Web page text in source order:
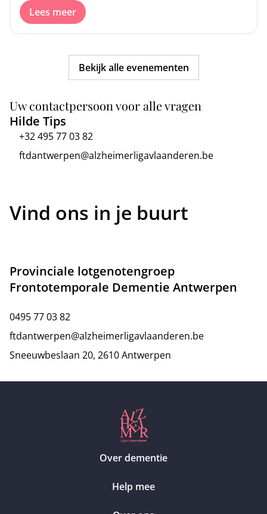
Lees meer
Bekijk alle evenementen
Uw contactpersoon voor alle vragen
Hilde Tips
+32 495 77 03 82
ftdantwerpen@alzheimerligavlaanderen.be
Vind ons in je buurt
Provinciale lotgenotengroep
Frontotemporale Dementie Antwerpen
0495 77 03 82
ftdantwerpen@alzheimerligavlaanderen.be
Sneeuwbeslaan 20, 2610 Antwerpen
Over dementie
Help mee